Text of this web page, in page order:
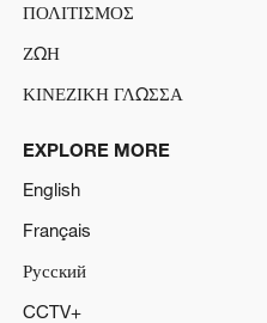
ΠΟΛΙΤΙΣΜΟΣ
ΖΩΗ
ΚΙΝΕΖΙΚΗ ΓΛΩΣΣΑ
EXPLORE MORE
English
Français
Русский
CCTV+